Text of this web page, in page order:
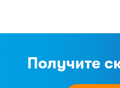
Получите